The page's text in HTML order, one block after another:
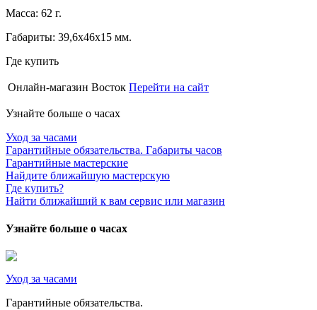
Масса: 62 г.
Габариты: 39,6х46х15 мм.
Где купить
Онлайн-магазин Восток Перейти на сайт
Узнайте больше о часах
Уход за часами
Гарантийные обязательства. Габариты часов
Гарантийные мастерские
Найдите ближайшую мастерскую
Где купить?
Найти ближайший к вам сервис или магазин
Узнайте больше о часах
Уход за часами
Гарантийные обязательства.